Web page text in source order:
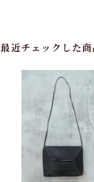
最近チェックした商